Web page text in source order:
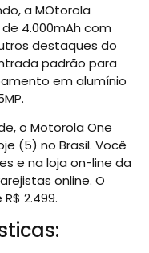
a MOtorola
4.000mAh com
destaques do
padrão para
em alumínio
o Motorola One
(5) no Brasil. Você
e na loja on-line da
online. O
2.499.